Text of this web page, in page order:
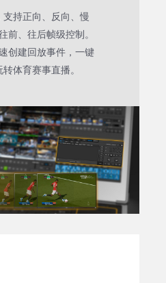
持正向、反向、慢
前、往后帧级控制。
创建回放事件，一键
体育赛事直播。